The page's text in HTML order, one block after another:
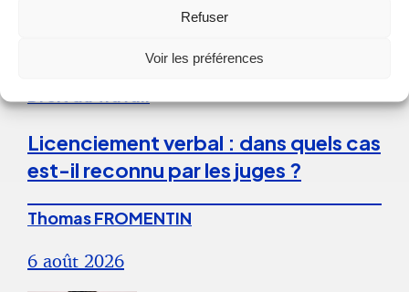
Refuser
Voir les préférences
Continuer la lecture
Licenciement verbal : dans quels cas
est-il reconnu par les juges ?
Thomas FROMENTIN
6 août 2026